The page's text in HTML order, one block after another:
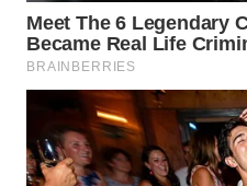
SUKABUMI
WN
PURWAKARTA
WN
PRIANGAN